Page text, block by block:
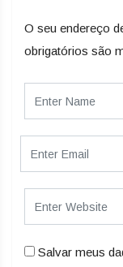
O seu endereço
obrigatórios são
Salvar meus